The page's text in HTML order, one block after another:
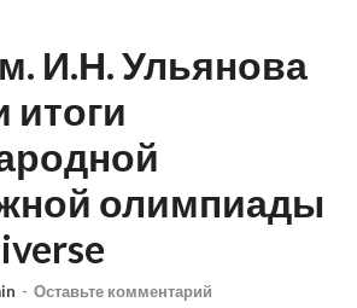
И.Н. Ульянова
итоги
олимпиады
- Оставьте комментарий